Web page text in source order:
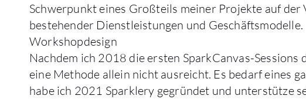
Schwerpunkt eines Großteils meiner Projekte auf
bestehender Dienstleistungen und Geschäftsmodelle.
Workshopdesign
Nachdem ich 2018 die ersten SparkCanvas-
eine Methode allein nicht ausreicht. Es bedarf eines
habe ich 2021 Sparklery gegründet und unterstütze